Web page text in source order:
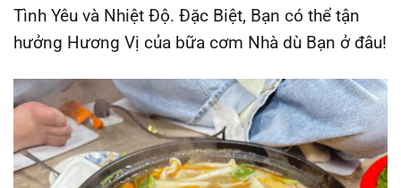
Tình Yêu và Nhiệt Độ. Đặc Biệt, Bạn có thể tận
hưởng Hương Vị của bữa cơm Nhà dù Bạn ở đâu!